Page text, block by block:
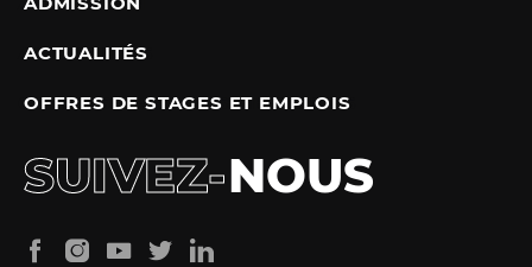
ACTUALITÉS
OFFRES DE STAGES ET EMPLOIS
SUIVEZ-NOUS